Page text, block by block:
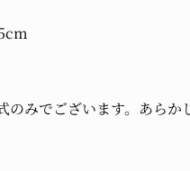
みでございます。あらか